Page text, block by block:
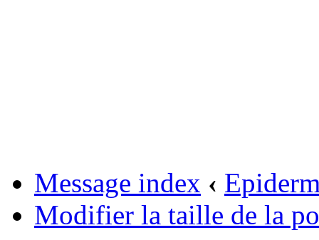
Message index ‹
Modifier la taille de la